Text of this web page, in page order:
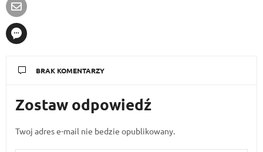
BRAK KOMENTARZY
Zostaw odpowiedź
Twoj adres e-mail nie bedzie opublikowany.